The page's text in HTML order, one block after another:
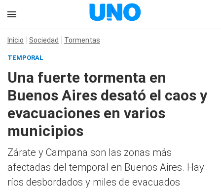
Inicio Sociedad Tormentas
TEMPORAL
Una fuerte tormenta en
Buenos Aires desató el caos y
evacuaciones en varios
municipios
Zárate y Campana son las zonas más
afectadas del temporal en Buenos Aires. Hay
ríos desbordados y miles de evacuados